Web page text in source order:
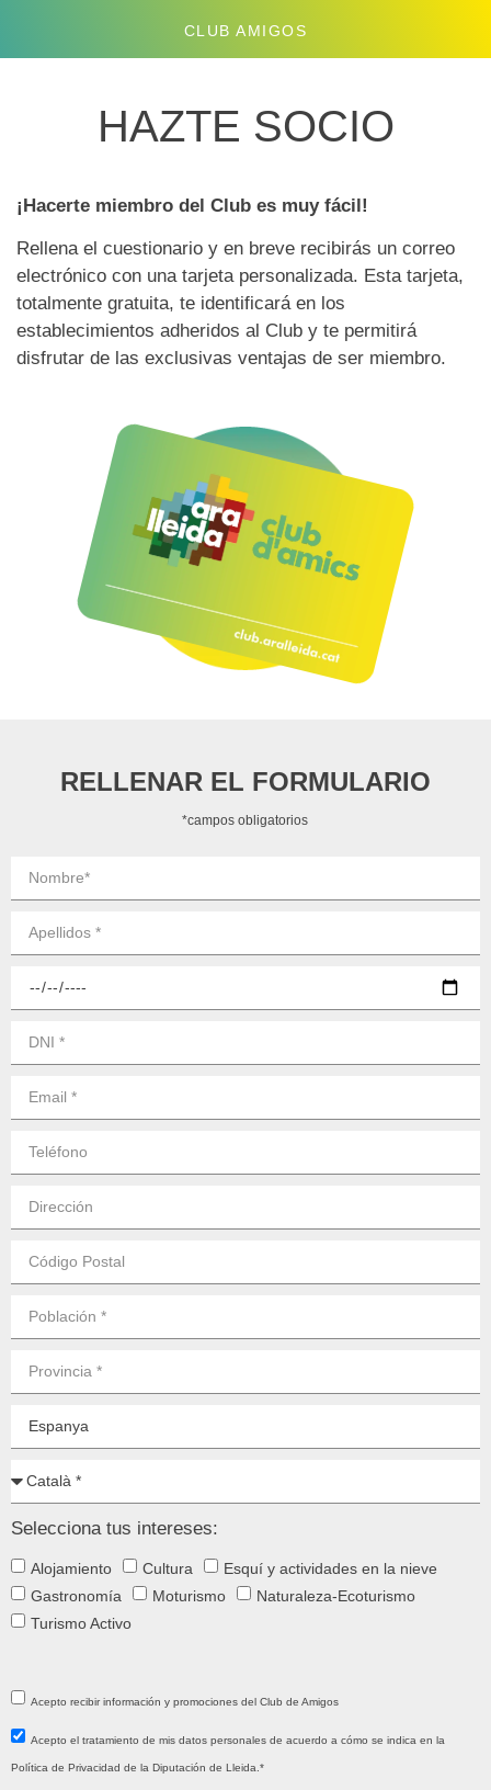
CLUB AMIGOS
HAZTE SOCIO
¡Hacerte miembro del Club es muy fácil!
Rellena el cuestionario y en breve recibirás un correo
electrónico con una tarjeta personalizada. Esta tarjeta,
totalmente gratuita, te identificará en los
establecimientos adheridos al Club y te permitirá
disfrutar de las exclusivas ventajas de ser miembro.
RELLENAR EL FORMULARIO
*campos obligatorios
Selecciona tus intereses:
Alojamiento Cultura
Esquí y actividades en la nieve
Gastronomía
Moturismo
Naturaleza-Ecoturismo
Turismo Activo
Acepto recibir información y promociones del Club de Amigos
Acepto el tratamiento de mis datos personales de acuerdo a cómo se indica en la
Política de Privacidad de la Diputación de Lleida.*